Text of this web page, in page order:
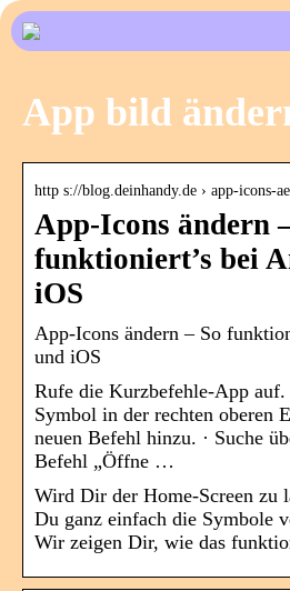
App bild
http s://blog.deinhandy.de › app-icons-
App-Icons ändern
funktioniert’s bei
iOS
App-Icons ändern – So
und iOS
Rufe die Kurzbefehle-App auf.
Symbol in der rechten oberen
neuen Befehl hinzu. · Suche
Befehl „Öffne …
Wird Dir der Home-Screen zu
Du ganz einfach die Symbole
Wir zeigen Dir, wie das